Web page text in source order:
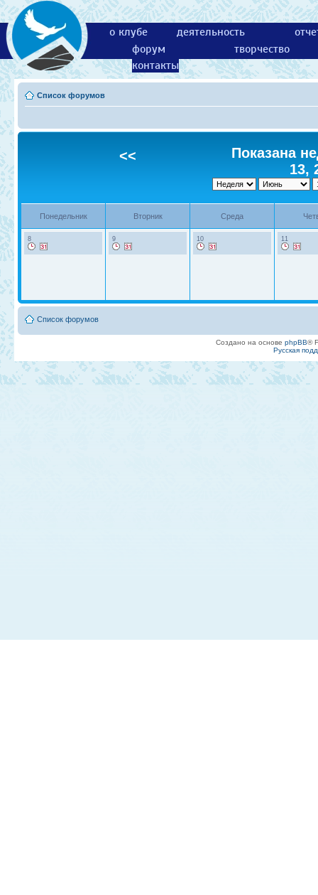
о клубе деятельность
форум
творчество
контакты
Список форумов
<<
Показана
13,
Понедельник Вторник Среда
8 9 10 11
Список форумов
Создано на основе phpBB®
Русская